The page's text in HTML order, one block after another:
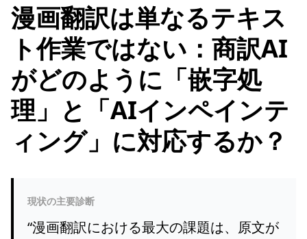
漫画翻訳は単なるテキス
ト作業ではない：商訳AI
がどのように「嵌字処
理」と「AIインペインテ
ィング」に対応するか？
現状の主要診断
“漫画翻訳における最大の課題は、原文が